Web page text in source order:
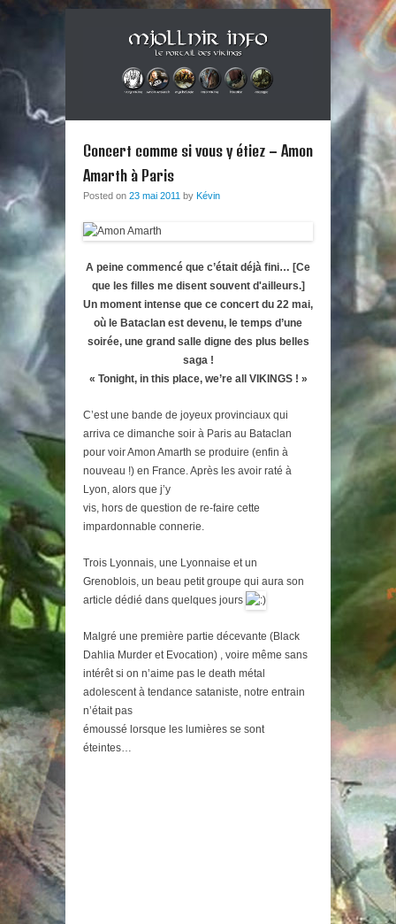
Mjollnir Info : le Portail des
Vikings !
Musique métal et culture scandinave, le tout dans un style
Berzerker ! Alors si vous vous sentez une âme de redresseur de
Thor aux cheveux longs et à la guitare électrique, ce blog est fait
pour vous !
Concert comme si vous y étiez – Amon
Amarth à Paris
Posted on 23 mai 2011 by Kévin
A peine commencé que c’était déjà fini… [Ce
que les filles me disent souvent d'ailleurs.]
Un moment intense que ce concert du 22 mai,
où le Bataclan est devenu, le temps d’une
soirée, une grand salle digne des plus belles
saga !
« Tonight, in this place, we’re all VIKINGS ! »
C’est une bande de joyeux provinciaux qui
arriva ce dimanche soir à Paris au Bataclan
pour voir Amon Amarth se produire (enfin à
nouveau !) en France. Après les avoir raté à
Lyon, alors que j’y
vis, hors de question de re-faire cette
impardonnable connerie.
Trois Lyonnais, une Lyonnaise et un
Grenoblois, un beau petit groupe qui aura son
article dédié dans quelques jours
Malgré une première partie décevante (Black
Dahlia Murder et Evocation) , voire même sans
intérêt si on n’aime pas le death métal
adolescent à tendance sataniste, notre entrain
n’était pas
émoussé lorsque les lumières se sont
éteintes…